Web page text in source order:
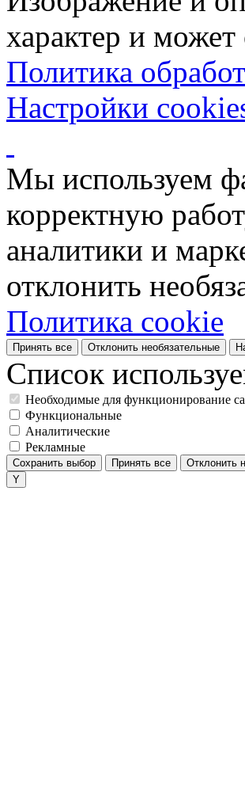
характер и может
Политика
Настройки
Мы используем
корректную
аналитики и
отклонить
Политика cookie
Принять все Отклонить необязательные
Список
Необходимые для функционирование
Функциональные
Аналитические
Рекламные
Сохранить выбор Принять все Отклонить